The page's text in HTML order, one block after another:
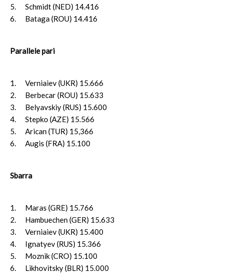
5. Schmidt (NED) 14.416
6. Bataga (ROU) 14.416
Parallele pari
1. Verniaiev (UKR) 15.666
2. Berbecar (ROU) 15.633
3. Belyavskiy (RUS) 15.600
4. Stepko (AZE) 15.566
5. Arican (TUR) 15,366
6. Augis (FRA) 15.100
Sbarra
1. Maras (GRE) 15.766
2. Hambuechen (GER) 15.633
3. Verniaiev (UKR) 15.400
4. Ignatyev (RUS) 15.366
5. Moznik (CRO) 15.100
6. Likhovitsky (BLR) 15.000